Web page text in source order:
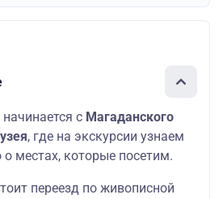
с Магаданского
, где на экскурсии узнаем
о местах, которые посетим.
переезд по живописной